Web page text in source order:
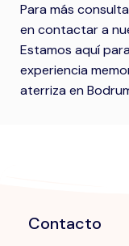
Para más
en contactar a
Estamos aquí
experiencia
aterriza en
Contacto